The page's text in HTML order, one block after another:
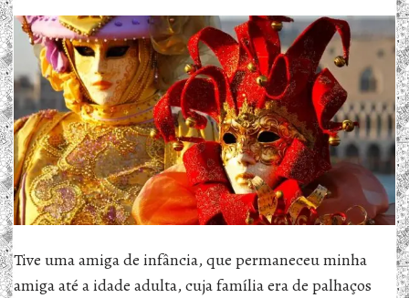
Tive uma amiga de infância, que permaneceu minha
amiga até a idade adulta, cuja família era de palhaços